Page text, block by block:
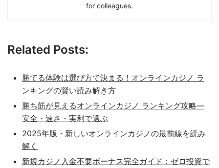
for colleagues.
Related Posts:
勝てる体験は選び方で決まる！オンラインカジノ ラ
ンキングの賢い読み解き方
勝ち筋が見えるオンラインカジノ ランキング攻略—
安全・速さ・実利で選ぶ
2025年版・新しいオンラインカジノの最前線を読み
解く
新規カジノ入金不要ボーナス完全ガイド：ゼロ投資で